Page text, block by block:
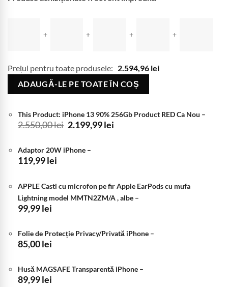
+ + + +
Prețul pentru toate produsele: 2.594,96 lei
ADAUGĂ-LE PE TOATE ÎN COȘ
This Product: iPhone 13 90% 256Gb Product RED Ca Nou –
2.550,00lei Prețul
fost:
2.199,99lei
Adaptor 20W iPhone –
119,99lei
APPLE Casti cu microfon pe fir Apple EarPods cu mufa
Lightning model MMTN2ZM/A , albe –
99,99lei
Folie de Protecție Privacy/Privată iPhone –
85,00lei
Husă MAGSAFE Transparentă iPhone –
89,99lei